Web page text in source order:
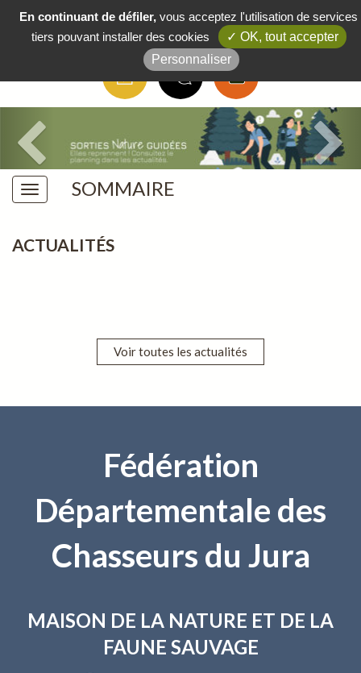
Boutique / FAQ / Actus / Contact
SOMMAIRE
ACTUALITÉS
Voir toutes les actualités
Fédération
Départementale des
Chasseurs du Jura
MAISON DE LA NATURE ET DE LA
FAUNE SAUVAGE
En continuant de défiler, vous acceptez l'utilisation de services
tiers pouvant installer des cookies
✓ OK, tout accepter
Personnaliser